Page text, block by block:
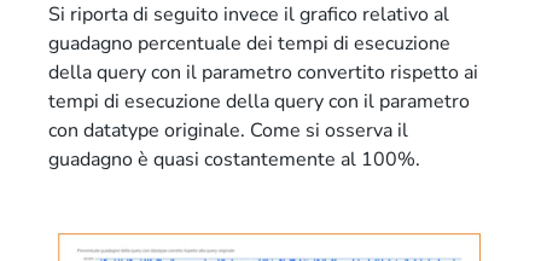
Si riporta di seguito invece il grafico relativo al
guadagno percentuale dei tempi di esecuzione
della query con il parametro convertito rispetto ai
tempi di esecuzione della query con il parametro
con datatype originale. Come si osserva il
guadagno è quasi costantemente al 100%.